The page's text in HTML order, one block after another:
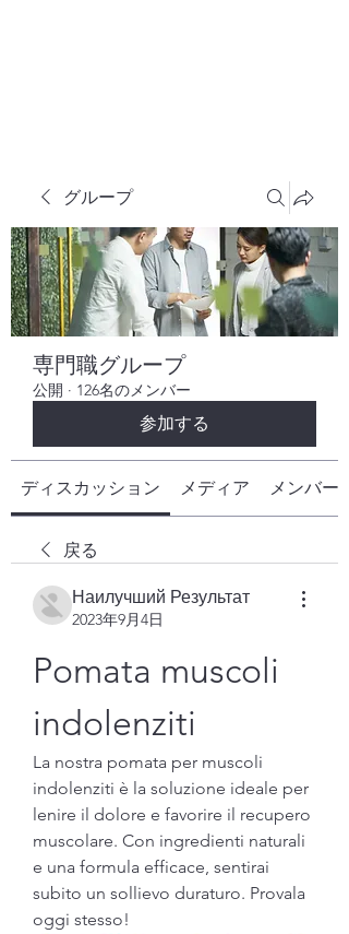
グループ
専門職グループ
公開 · 126名のメンバー
参加する
ディスカッション メディア メンバー
戻る
Наилучший Результат
2023年9月4日
Pomata muscoli
indolenziti
La nostra pomata per muscoli
indolenziti è la soluzione ideale per
lenire il dolore e favorire il recupero
muscolare. Con ingredienti naturali
e una formula efficace, sentirai
subito un sollievo duraturo. Provala
oggi stesso!